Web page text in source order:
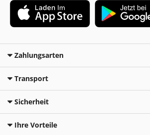
Zahlungsarten
Transport
Sicherheit
Ihre Vorteile